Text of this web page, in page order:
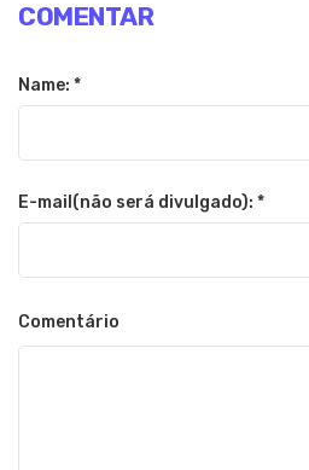
COMENTAR
Name: *
E-mail(não será divulgado): *
Comentário